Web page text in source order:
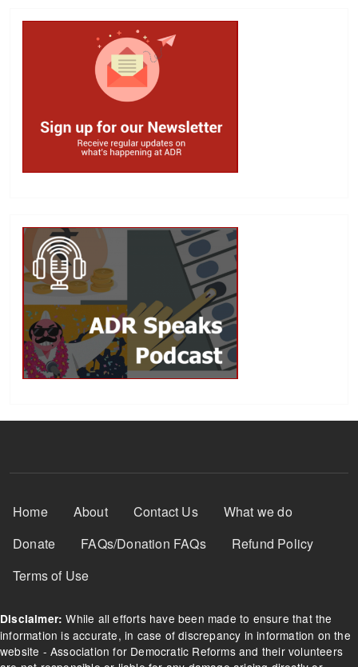
Footer Menu
Home About Contact Us
What we do
Donate
FAQs/Donation FAQs
Refund Policy
Terms of Use
Disclaimer: While all efforts have been made to ensure that the
information is accurate, in case of discrepancy in information on the
website - Association for Democratic Reforms and their volunteers